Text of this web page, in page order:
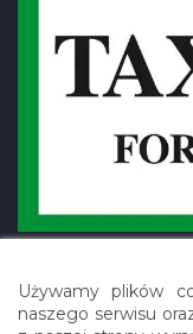
Używamy plików
naszego serwisu